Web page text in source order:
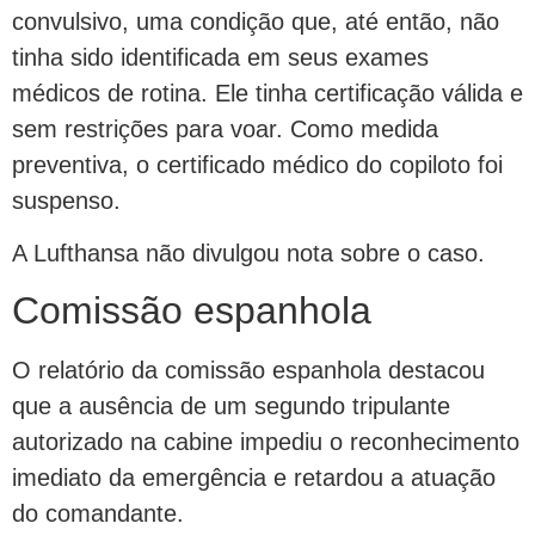
convulsivo, uma condição que, até então, não
tinha sido identificada em seus exames
médicos de rotina. Ele tinha certificação válida e
sem restrições para voar. Como medida
preventiva, o certificado médico do copiloto foi
suspenso.
A Lufthansa não divulgou nota sobre o caso.
Comissão espanhola
O relatório da comissão espanhola destacou
que a ausência de um segundo tripulante
autorizado na cabine impediu o reconhecimento
imediato da emergência e retardou a atuação
do comandante.